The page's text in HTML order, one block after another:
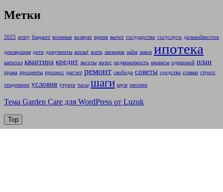
Метки
2025 army бюджет военные возврат время вычет государство госуслуги дальнийвосток
декларация дети документы жильё жить заемщик займ закон ипотека
капитал квартира кредит льготы налог недвижимость нюансы одинокий план
права проценты процесс расчет ремонт свобода советы средства ставки стресс
тенденции условия утрата часы шаги шум эмоции
Тема Garden Care для WordPress от Luzuk
Top